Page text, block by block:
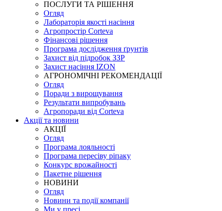
ПОСЛУГИ ТА РІШЕННЯ
Огляд
Лабораторія якості насіння
Агропростір Corteva
Фінансові рішення
Програма дослідження ґрунтів
Захист від підробок ЗЗР
Захист насіння IZON
АГРОНОМІЧНІ РЕКОМЕНДАЦІЇ
Огляд
Поради з вирощування
Результати випробувань
Агропоради від Corteva
Акції та новини
АКЦІЇ
Огляд
Програма лояльності
Програма пересіву ріпаку
Конкурс врожайності
Пакетне рішення
НОВИНИ
Огляд
Новини та події компанії
Ми у пресі